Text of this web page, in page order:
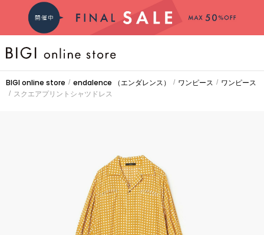
BRAND
COMING SOON
BIGI online store / endalence （エンダレンス） / ワンピース / ワンピース
/ スクエアプリントシャツドレス